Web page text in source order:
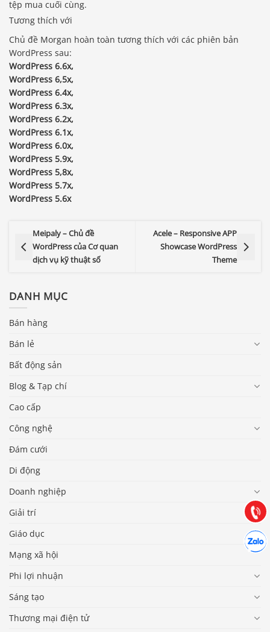
tệp mua cuối cùng.
Tương thích với
Chủ đề Morgan hoàn toàn tương thích với các phiên bản
WordPress sau:
WordPress 6.6x,
WordPress 6,5x,
WordPress 6.4x,
WordPress 6.3x,
WordPress 6.2x,
WordPress 6.1x,
WordPress 6.0x,
WordPress 5.9x,
WordPress 5,8x,
WordPress 5.7x,
WordPress 5.6x
Meipaly – Chủ đề
WordPress của Cơ quan
dịch vụ kỹ thuật số
Acele – Responsive APP
Showcase WordPress
Theme
DANH MỤC
Bán hàng
Bán lẻ
Bất động sản
Blog & Tạp chí
Cao cấp
Công nghệ
Đám cưới
Di động
Doanh nghiệp
Giải trí
Giáo dục
Mạng xã hội
Phi lợi nhuận
Sáng tạo
Thương mại điện tử
Gọi
(028) 22.166.144
Chát